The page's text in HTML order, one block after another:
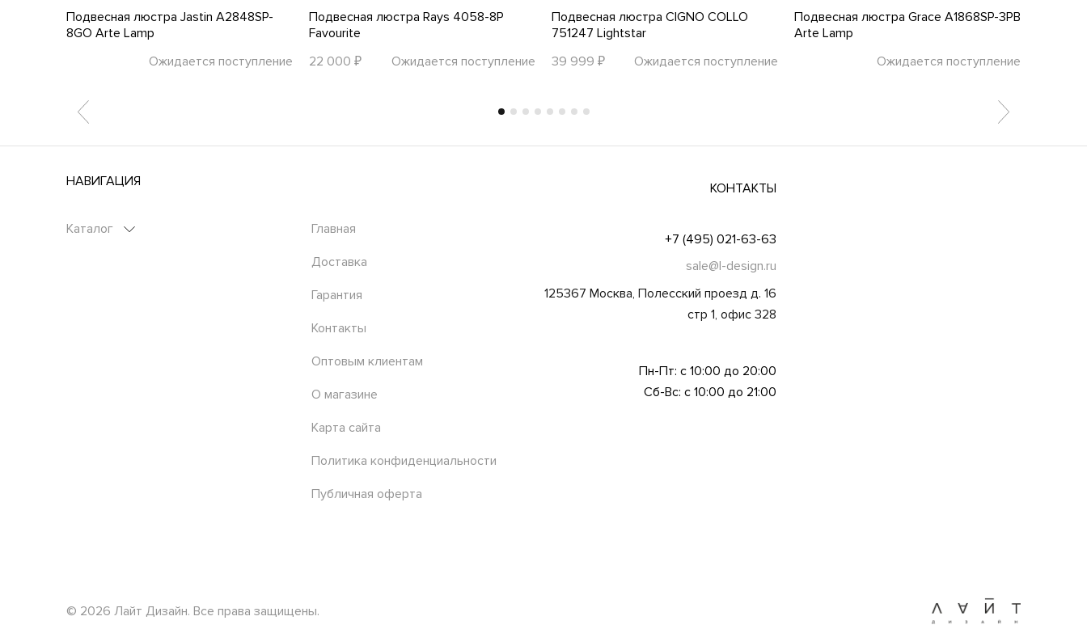
Подвесная люстра Jastin A2848SP-
8GO Arte Lamp
Ожидается поступление
Подвесная люстра Rays 4058-8P
Favourite
22 000 ₽
Ожидается поступление
Подвесная люстра CIGNO COLLO
751247 Lightstar
39 999 ₽
Ожидается поступление
Подвесная люстра Grace A1868SP-3PB
Arte Lamp
Ожидается поступление
НАВИГАЦИЯ
Каталог Главная
Доставка
Гарантия
Контакты
Оптовым клиентам
О магазине
Карта сайта
Политика конфиденциальности
Публичная оферта
КОНТАКТЫ
+7 (495) 021-63-63
sale@l-design.ru
125367 Москва, Полесский проезд д. 16
стр 1, офис 328
Пн-Пт: с 10:00 до 20:00
Сб-Вс: с 10:00 до 21:00
© 2026 Лайт Дизайн. Все права защищены.